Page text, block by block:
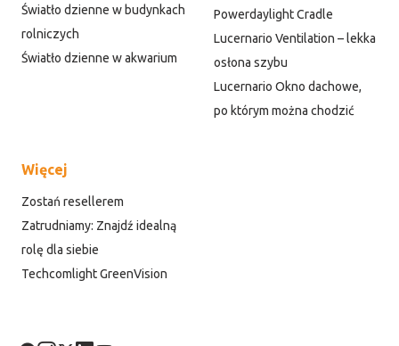
Światło dzienne w budynkach
rolniczych
Światło dzienne w akwarium
Powerdaylight Cradle
Lucernario Ventilation – lekka
osłona szybu
Lucernario Okno dachowe,
po którym można chodzić
Więcej
Zostań resellerem
Zatrudniamy: Znajdź idealną
rolę dla siebie
Techcomlight GreenVision